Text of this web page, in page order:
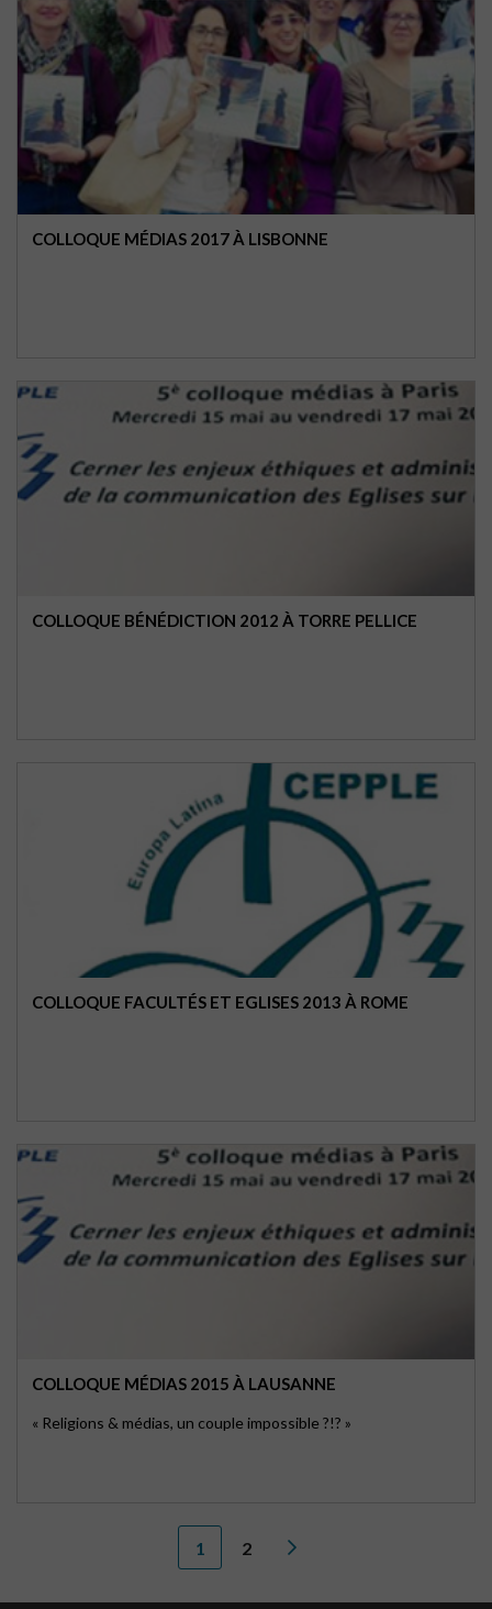
COLLOQUE MÉDIAS 2017 À LISBONNE
COLLOQUE BÉNÉDICTION 2012 À TORRE PELLICE
COLLOQUE FACULTÉS ET EGLISES 2013 À ROME
COLLOQUE MÉDIAS 2015 À LAUSANNE
« Religions & médias, un couple impossible ?!? »
1 2